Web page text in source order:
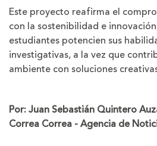
Este proyecto reafirma el
con la sostenibilidad e
estudiantes potencien sus
investigativas, a la vez que
ambiente con soluciones
Por: Juan Sebastián Quintero
Correa Correa - Agencia de